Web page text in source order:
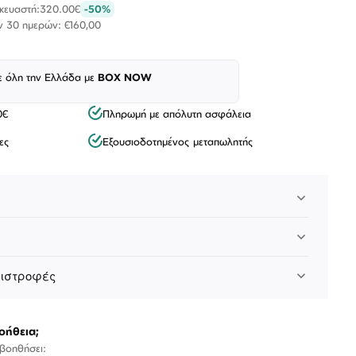
ΑΚΟΛΟΥΘΉΣΤΕ ΜΑΣ
320.00€ -50%
30 ημερών: €160,00
όλη την Ελλάδα με BOX NOW
Πληρωμή με απόλυτη ασφάλεια
Εξουσιοδοτημένος μεταπωλητής